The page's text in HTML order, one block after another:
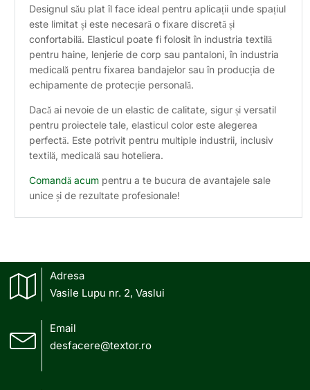
Designul său plat îl face ideal pentru aplicații unde spațiul
este limitat și este necesară o fixare discretă și
confortabilă. Elasticul poate fi folosit în industria textilă
pentru haine, lenjerie de corp sau pantaloni, în industria
medicală pentru fixarea bandajelor sau în producția de
echipamente de protecție personală.
Dacă ai nevoie de un elastic de calitate, sigur și versatil
pentru proiectele tale, elasticul color este alegerea
perfectă. Este potrivit pentru multiple industrii, inclusiv
textilă, medicală sau hoteliera.
Comandă acum pentru a te bucura de avantajele sale
unice și de rezultate profesionale!
Adresa
Vasile Lupu nr. 2, Vaslui
Email
desfacere@textor.ro